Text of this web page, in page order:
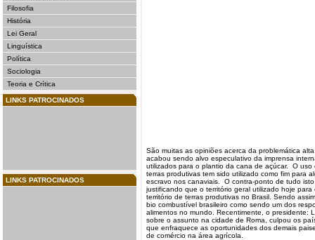
Filosofia
História
Lei Geral
Linguística
Política
Sociologia
Teoria e Crítica
LINKS PATROCINADOS
LINKS PATROCINADOS
São muitas as opiniões acerca da problemática
acabou sendo alvo especulativo da imprensa
utilizados para o plantio da cana de açúcar. O
terras produtivas tem sido utilizado como fim para
escravo nos canaviais. O contra-ponto de tudo
justificando que o território geral utilizado hoje
território de terras produtivas no Brasil. Sendo
bio combustível brasileiro como sendo um dos
alimentos no mundo. Recentimente, o presidente:
sobre o assunto na cidade de Roma, culpou os
que enfraquece as oportunidades dos demais
de comércio na área agrícola.